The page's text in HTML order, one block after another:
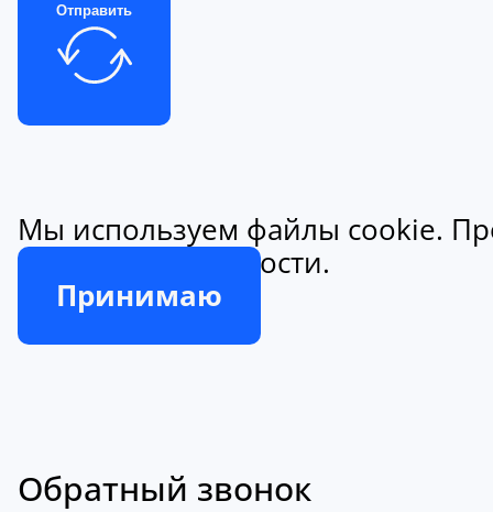
Отправить
Мы используем файлы cookie.
конфиденциальности.
Принимаю
Обратный звонок